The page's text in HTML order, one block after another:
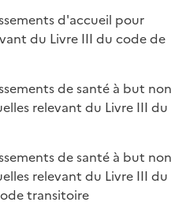
d'accueil pour
du Livre III du code de
de santé à but
relevant du Livre III du
de santé à but
relevant du Livre III du
transitoire